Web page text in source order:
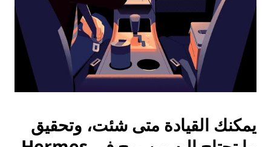
يمكنك القيادة متى شئت، وتحقيق